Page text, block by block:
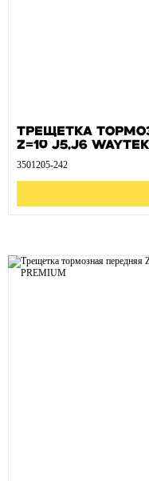
Трещетка
Z=10 J5,J6
3501205-242